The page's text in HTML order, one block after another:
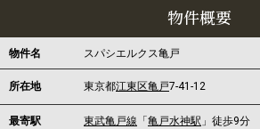
物件概要
物件名 スパシエルクス亀戸
所在地 東京都江東区亀戸7-41-12
最寄駅 東武亀戸線 「 亀戸水神駅 」徒歩9分